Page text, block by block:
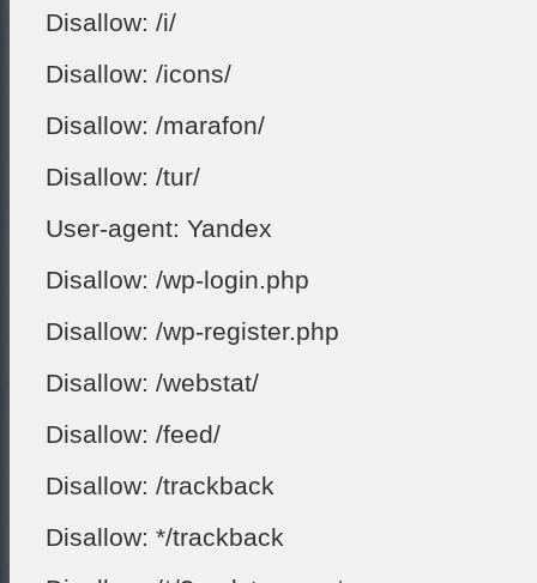
Disallow: /i/
Disallow: /icons/
Disallow: /marafon/
Disallow: /tur/
User-agent: Yandex
Disallow: /wp-login.php
Disallow: /wp-register.php
Disallow: /webstat/
Disallow: /feed/
Disallow: /trackback
Disallow: */trackback